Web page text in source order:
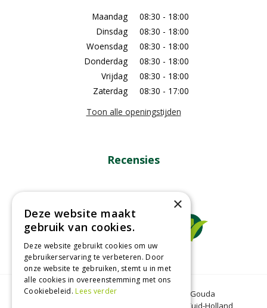
Maandag
08:30 - 18:00
Dinsdag
08:30 - 18:00
Woensdag
08:30 - 18:00
Donderdag
08:30 - 18:00
Vrijdag
08:30 - 18:00
Zaterdag
08:30 - 17:00
Toon alle openingstijden
Recensies
Tuincentrum Gouda
Tuinmeubelen Gouda
Graszoden Zuid-Holland
×
Deze website maakt
gebruik van cookies.
Deze website gebruikt cookies om uw
gebruikerservaring te verbeteren. Door
onze website te gebruiken, stemt u in met
alle cookies in overeenstemming met ons
Cookiebeleid.Lees verder